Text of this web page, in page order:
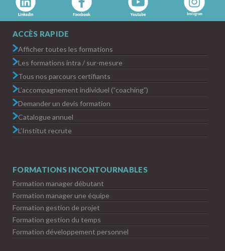
ACCÈS RAPIDE
Afficher toutes les formations
Les formations intra / sur-mesure
Tous nos parcours certifiants
L’accompagnement individuel (“coaching”)
Demander un devis formation
Catalogue annuel
L’Institut recrute
FORMATIONS INCONTOURNABLES
Formation manager débutant
Formation manager une équipe
Formation gestion de projet
Formation gestion du temps
Formation développement personnel